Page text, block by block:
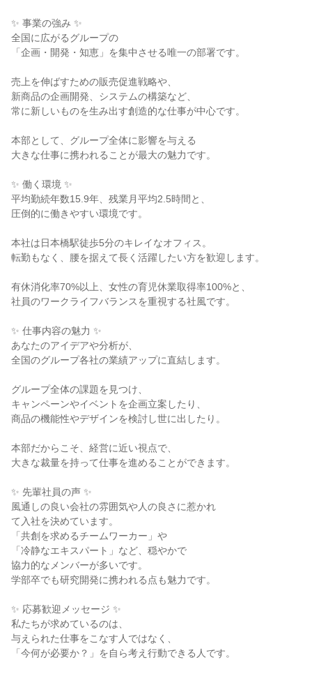
✨ 事業の強み ✨
全国に広がるグループの
「企画・開発・知恵」を集中させる唯一の部署です。
売上を伸ばすための販売促進戦略や、
新商品の企画開発、システムの構築など、
常に新しいものを生み出す創造的な仕事が中心です。
本部として、グループ全体に影響を与える
大きな仕事に携われることが最大の魅力です。
✨ 働く環境 ✨
平均勤続年数15.9年、残業月平均2.5時間と、
圧倒的に働きやすい環境です。
本社は日本橋駅徒歩5分のキレイなオフィス。
転勤もなく、腰を据えて長く活躍したい方を歓迎します。
有休消化率70%以上、女性の育児休業取得率100%と、
社員のワークライフバランスを重視する社風です。
✨ 仕事内容の魅力 ✨
あなたのアイデアや分析が、
全国のグループ各社の業績アップに直結します。
グループ全体の課題を見つけ、
キャンペーンやイベントを企画立案したり、
商品の機能性やデザインを検討し世に出したり。
本部だからこそ、経営に近い視点で、
大きな裁量を持って仕事を進めることができます。
✨ 先輩社員の声 ✨
風通しの良い会社の雰囲気や人の良さに惹かれ
て入社を決めています。
「共創を求めるチームワーカー」や
「冷静なエキスパート」など、穏やかで
協力的なメンバーが多いです。
学部卒でも研究開発に携われる点も魅力です。
✨ 応募歓迎メッセージ ✨
私たちが求めているのは、
与えられた仕事をこなす人ではなく、
「今何が必要か？」を自ら考え行動できる人です。